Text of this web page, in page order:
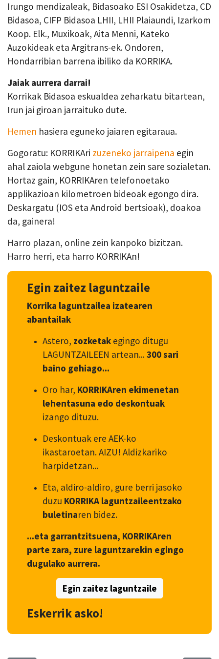
Irungo mendizaleak, Bidasoako ESI Osakidetza, CD
Bidasoa, CIFP Bidasoa LHII, LHII Plaiaundi, Izarkom
Koop. Elk., Muxikoak, Aita Menni, Kateko
Auzokideak eta Argitrans-ek. Ondoren,
Hondarribian barrena ibiliko da KORRIKA.
Jaiak aurrera darrai!
Korrikak Bidasoa eskualdea zeharkatu bitartean,
Irun jai giroan jarraituko dute.
Hemen hasiera eguneko jaiaren egitaraua.
Gogoratu: KORRIKAri zuzeneko jarraipena egin
ahal zaiola webgune honetan zein sare sozialetan.
Hortaz gain, KORRIKAren telefonoetako
applikazioan kilometroen bideoak egongo dira.
Deskargatu (IOS eta Android bertsioak), doakoa
da, gainera!
Harro plazan, online zein kanpoko bizitzan.
Harro herri, eta harro KORRIKAn!
Egin zaitez laguntzaile
Korrika laguntzailea izatearen
abantailak
Astero, zozketak egingo ditugu
LAGUNTZAILEEN artean...300 sari
baino gehiago...
Oro har, KORRIKAren ekimenetan
lehentasuna edo deskontuak
izango dituzu.
Deskontuak ere AEK-ko
ikastaroetan. AIZU! Aldizkariko
harpidetzan...
Eta, aldiro-aldiro, gure berri jasoko
duzu KORRIKA laguntzaileentzako
buletinaren bidez.
...eta garrantzitsuena, KORRIKAren
parte zara, zure laguntzarekin egingo
dugulako aurrera.
Egin zaitez laguntzaile
Eskerrik asko!